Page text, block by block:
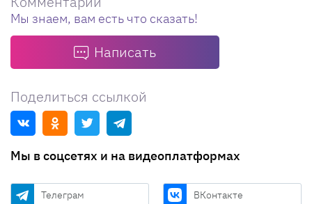
Мы знаем, вам есть что сказать!
Написать
Поделиться ссылкой
Мы в соцсетях и на видеоплатформах
Телеграм ВКонтакте